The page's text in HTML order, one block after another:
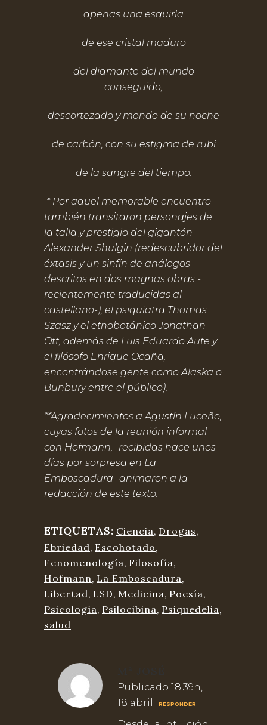
apenas una esquirla
de ese cristal maduro
del diamante del mundo
conseguido,
descortezado y mondo de su noche
de carbón, con su estigma de rubí
de la sangre del tiempo.
* Por aquel memorable encuentro
también transitaron personajes de
la talla y prestigio del gigantón
Alexander Shulgin (redescubridor del
éxtasis y un sinfín de análogos
descritos en dos magnas obras -
recientemente traducidas al
castellano-), el psiquiatra Thomas
Szasz y el etnobotánico Jonathan
Ott, además de Luis Eduardo Aute y
el filósofo Enrique Ocaña,
encontrándose gente como Alaska o
Bunbury entre el público).
**Agradecimientos a Agustín Luceño,
cuyas fotos de la reunión informal
con Hofmann, -recibidas hace unos
días por sorpresa en La
Emboscadura- animaron a la
redacción de este texto.
ETIQUETAS: Ciencia, Drogas,
Ebriedad, Escohotado,
Fenomenología, Filosofía,
Hofmann, La Emboscadura,
Libertad, LSD, Medicina, Poesía,
Psicología, Psilocibina, Psiquedelia,
salud
Publicado 18:39h,
18 abril
RESPONDER